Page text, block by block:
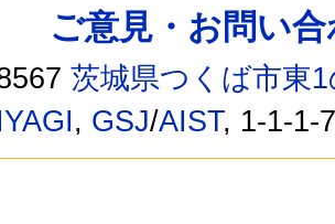
ご意見・お問い
茨城県つくば市東
, GSJ/AIST, 1-1-1-